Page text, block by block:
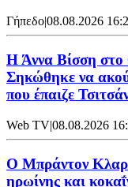
Γήπεδο|08.08.2026
Η Άννα Βίσση στο
Σηκώθηκε να
που έπαιζε
Web TV|08.08.2026
Ο Μπράντον
ηρωίνης και